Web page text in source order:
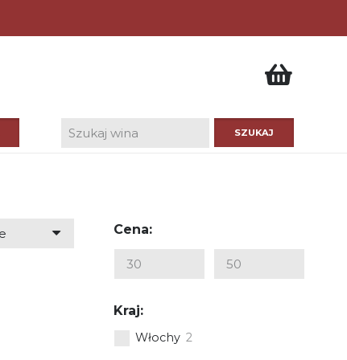
Cena:
Kraj:
Włochy 2